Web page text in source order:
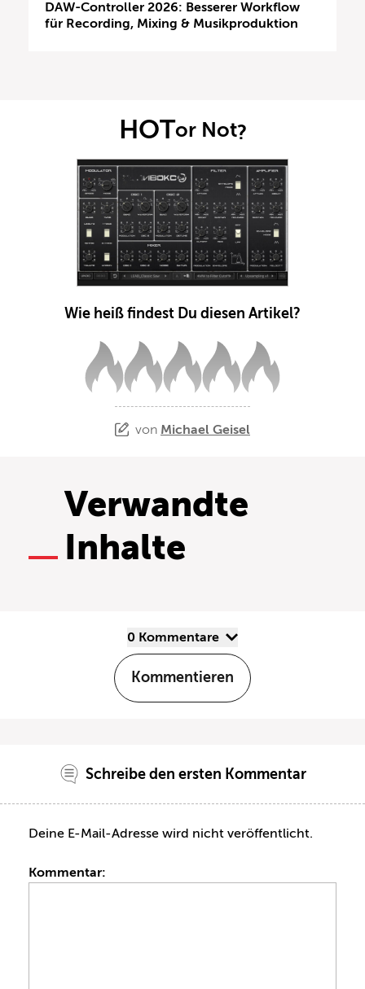
DAW-Controller 2026: Besserer Workflow
für Recording, Mixing & Musikproduktion
HOTor Not?
Wie heiß findest Du diesen Artikel?
von Michael Geisel
Verwandte
Inhalte
0 Kommentare
Kommentieren
Schreibe den ersten Kommentar
Deine E-Mail-Adresse wird nicht veröffentlicht.
Kommentar: